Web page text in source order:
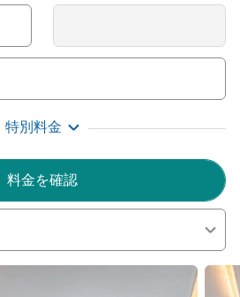
a hub for culture and food. Visit
and enjoy some downtime
cuisine.
this hotel and all of its spaces
pool and terrace).
ル経営
特別料金
料金を確認
詳細